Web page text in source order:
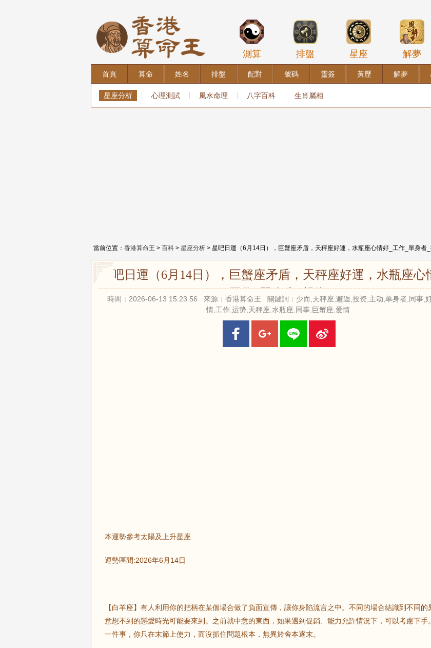
測算 排盤 星座 解夢
首頁 算命 姓名 排盤 配對 號碼 靈簽 黃歷 解夢
星座分析 心理測試 風水命理 八字百科 生肖屬相
當前位置： 香港算命王 > 百科 > 星座分析 > 星吧日運（6月14日），巨蟹座矛盾，天秤座好運，水瓶座心情好_工作_單身者
星吧日運（6月14日），巨蟹座矛盾，天秤座好運，水瓶座心
工作_單身者_投資
時間：2026-06-13 15:23:56 來源：香港算命王 關鍵詞：少而,天秤座,邂逅,投资,主动,单身者,同事,
情,工作,运势,天秤座,水瓶座,同事,巨蟹座,爱情
本運勢參考太陽及上升星座
運勢區間:2026年6月14日
【白羊座】有人利用你的把柄在某個場合做了負面宣傳，讓你身陷流言之中。不同的場合結識到不同的
意想不到的戀愛時光可能要來到。之前就中意的東西，如果遇到促銷、能力允許情況下，可以考慮下手
一件事，你只在末節上使力，而沒抓住問題根本，無異於舍本逐末。